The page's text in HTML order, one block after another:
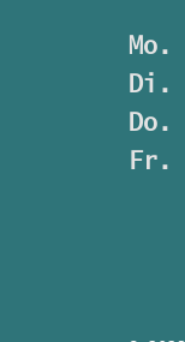
Di.
Do.
Fr.